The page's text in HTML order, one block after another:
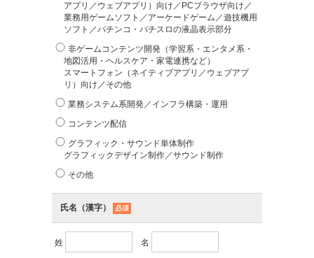
アプリ／ウェブアプリ）向け／PCブラウザ向け／
業務用ゲームソフト／アーケードゲーム／遊技機用
ソフト／パチンコ・パチスロの液晶表示部分
非ゲームコンテンツ開発（学習系・エンタメ系・
地図活用・ヘルスケア・家電連携など）
スマートフォン（ネイティブアプリ／ウェブアプ
リ）向け／その他
業務システム系開発／インフラ構築・運用
コンテンツ配信
グラフィック・サウンド単体制作
グラフィックデザイン制作／サウンド制作
その他
氏名（漢字） 必須
姓 名